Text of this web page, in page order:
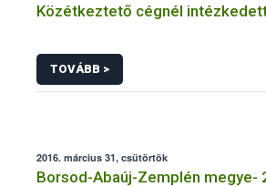
Közétkeztető cégnél intézkedett
TOVÁBB >
2016. március 31, csütörtök
Borsod-Abaúj-Zemplén megye-